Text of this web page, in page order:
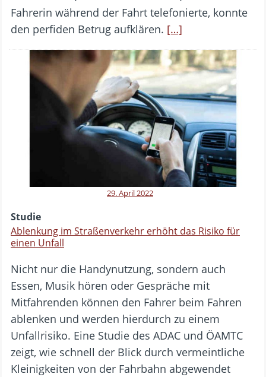
Fahrerin während der Fahrt telefonierte, konnte
den perfiden Betrug aufklären. […]
29. April 2022
Studie
Ablenkung im Straßenverkehr erhöht das Risiko für
einen Unfall
Nicht nur die Handynutzung, sondern auch
Essen, Musik hören oder Gespräche mit
Mitfahrenden können den Fahrer beim Fahren
ablenken und werden hierdurch zu einem
Unfallrisiko. Eine Studie des ADAC und ÖAMTC
zeigt, wie schnell der Blick durch vermeintliche
Kleinigkeiten von der Fahrbahn abgewendet